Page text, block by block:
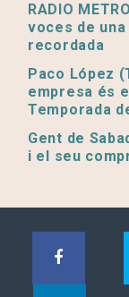
RADIO
voces de
recordada
Paco López
empresa és
Temporada
Gent de
i el seu